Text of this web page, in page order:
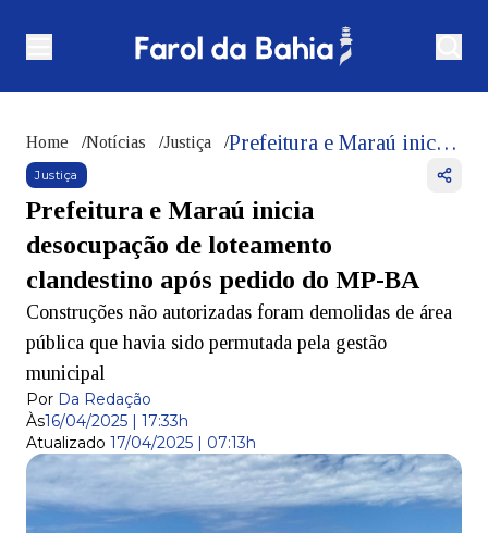
Home /Notícias /Justiça / Prefeitura e Maraú inicia desocupação de loteamento clandestino após pedido do MP-BA
Justiça
Prefeitura e Maraú inicia
desocupação de loteamento
clandestino após pedido do MP-BA
Construções não autorizadas foram demolidas de área
pública que havia sido permutada pela gestão
municipal
Por Da Redação
Às16/04/2025 | 17:33h
Atualizado 17/04/2025 | 07:13h